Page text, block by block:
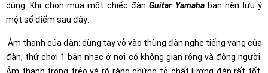
dùng. Khi chọn mua một chiếc đànGuitar Yamahabạn nên lưu ý
một số điểm sau đây:
­ Âm thanh của đàn: dùng tay vỗ vào thùng đàn nghe tiếng vang của
đàn, thử chơi 1 bản nhạc ở nơi có không gian rộng và đông người.